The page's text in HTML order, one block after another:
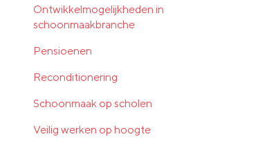
Ontwikkelmogelijkheden in
schoonmaakbranche
Pensioenen
Reconditionering
Schoonmaak op scholen
Veilig werken op hoogte